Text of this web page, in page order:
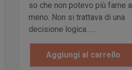
so che non potevo più farne a
meno. Non si trattava di una
decisione logica......
Aggiungi al carrello